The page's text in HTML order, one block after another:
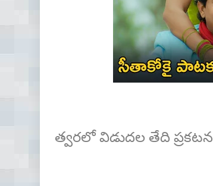
త్వరలో విడుదల తేది ప్రకటన